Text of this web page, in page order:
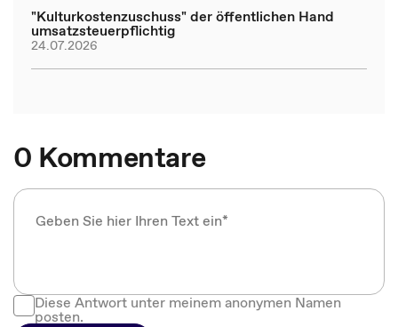
"Kulturkostenzuschuss" der öffentlichen Hand
umsatzsteuerpflichtig
24.07.2026
0 Kommentare
Diese Antwort unter meinem anonymen Namen
posten.